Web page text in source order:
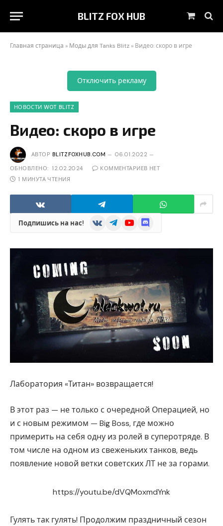
BLITZ FOX HUB Корзина
Главная страница » Моды для Tanks Blitz » Видео: скоро в игре
Отключить рекламу
НОВОСТИ WOT BLITZ
Видео: скоро в игре
АВТОР BLITZFOXHUB.COM 06.01.2022
ОБНОВЛЕНО: 12.02.2024
КОММЕНТАРИЕВ НЕТ
1 МИНУТА ЧТЕНИЯ
Подпишись на нас! VKontakteTelegramYouTubeDiscord
Лаборатория «Титан» возвращается!
В этот раз — не только с очередной Операцией, но
и с новым режимом — Big Boss, где можно
примерить на себя одну из ролей в суперотряде. В
том числе на одном из свеженьких танков, ведь
появление новой ветки советских ЛТ не за горами.
https://youtu.be/dVQMoxmdYnk
Гулять так гулять! Продолжим праздничный сезон